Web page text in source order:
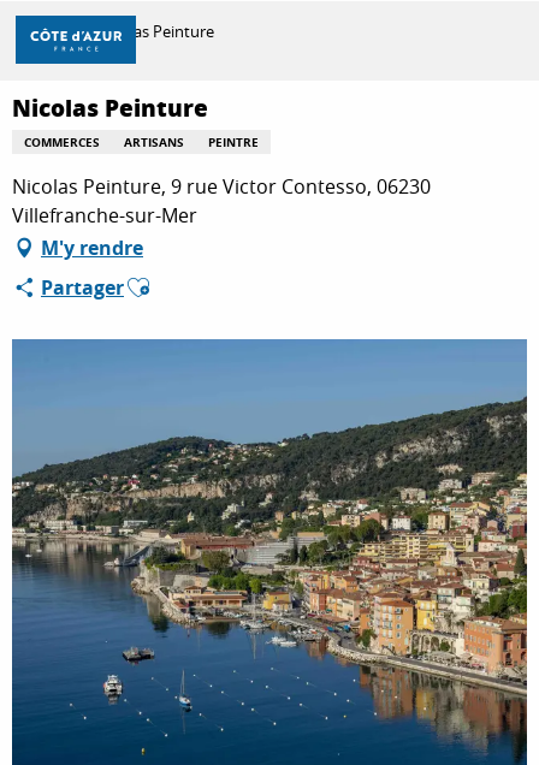
Aller
contenu
principal
DÉCOUVRIR
À FAIRE
SÉJOURNER
Accueil Nicolas Peinture
Nicolas Peinture
COMMERCES ARTISANS PEINTRE
Nicolas Peinture, 9 rue Victor Contesso, 06230
Villefranche-sur-Mer
M'y rendre
PartagerAjouter aux favoris